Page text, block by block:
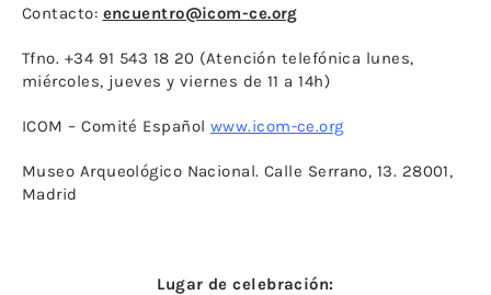
Contacto: encuentro@icom-ce.org
Tfno. +34 91 543 18 20 (Atención telefónica lunes,
miércoles, jueves y viernes de 11 a 14h)
ICOM – Comité Español www.icom-ce.org
Museo Arqueológico Nacional. Calle Serrano, 13. 28001,
Madrid
Lugar de celebración: